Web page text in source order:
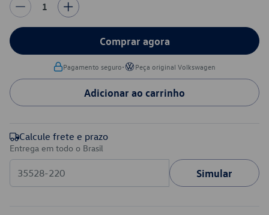
1
Comprar agora
Pagamento seguro• Peça original Volkswagen
Adicionar ao carrinho
Calcule frete e prazo
Entrega em todo o Brasil
Simular